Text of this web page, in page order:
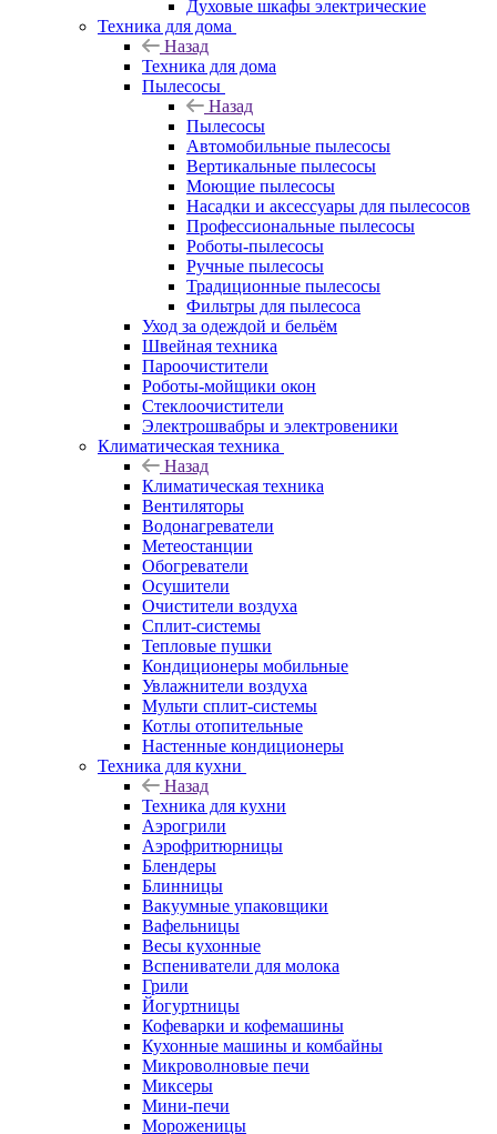
Духовые шкафы электрические
Техника для дома
Назад
Техника для дома
Пылесосы
Назад
Пылесосы
Автомобильные пылесосы
Вертикальные пылесосы
Моющие пылесосы
Насадки и аксессуары для пылесосов
Профессиональные пылесосы
Роботы-пылесосы
Ручные пылесосы
Традиционные пылесосы
Фильтры для пылесоса
Уход за одеждой и бельём
Швейная техника
Пароочистители
Роботы-мойщики окон
Стеклоочистители
Электрошвабры и электровеники
Климатическая техника
Назад
Климатическая техника
Вентиляторы
Водонагреватели
Метеостанции
Обогреватели
Осушители
Очистители воздуха
Сплит-системы
Тепловые пушки
Кондиционеры мобильные
Увлажнители воздуха
Мульти сплит-системы
Котлы отопительные
Настенные кондиционеры
Техника для кухни
Назад
Техника для кухни
Аэрогрили
Аэрофритюрницы
Блендеры
Блинницы
Вакуумные упаковщики
Вафельницы
Весы кухонные
Вспениватели для молока
Грили
Йогуртницы
Кофеварки и кофемашины
Кухонные машины и комбайны
Микроволновые печи
Миксеры
Мини-печи
Мороженицы